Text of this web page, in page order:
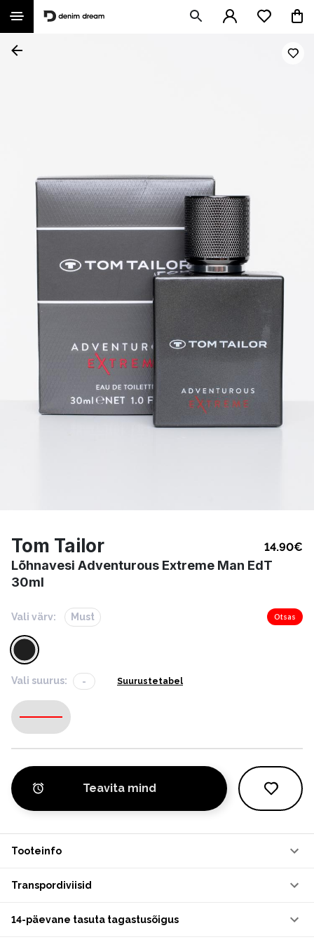
Tom Tailor 14.90€
Lõhnavesi Adventurous Extreme Man EdT
30ml
Vali värv: Must Otsas
Vali suurus: - Suurustetabel
-
Teavita mind
Tooteinfo
Transpordiviisid
14-päevane tasuta tagastusõigus